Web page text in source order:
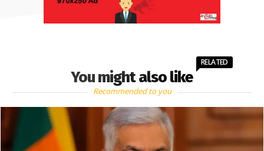
You might also like
RELATED
Recommended to you